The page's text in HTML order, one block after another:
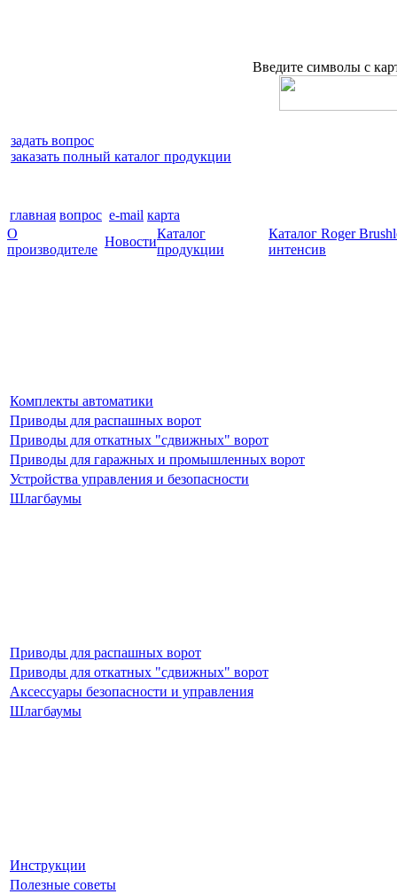
Введите символы с
задать вопрос
заказать полный каталог продукции
главная вопрос e-mail карта
О
производителе
Новости
Каталог
продукции
Каталог Roger
интенсив
Комплекты автоматики
Приводы для распашных ворот
Приводы для откатных "сдвижных" ворот
Приводы для гаражных и промышленных ворот
Устройства управления и безопасности
Шлагбаумы
Приводы для распашных ворот
Приводы для откатных "сдвижных" ворот
Аксессуары безопасности и управления
Шлагбаумы
Инструкции
Полезные советы